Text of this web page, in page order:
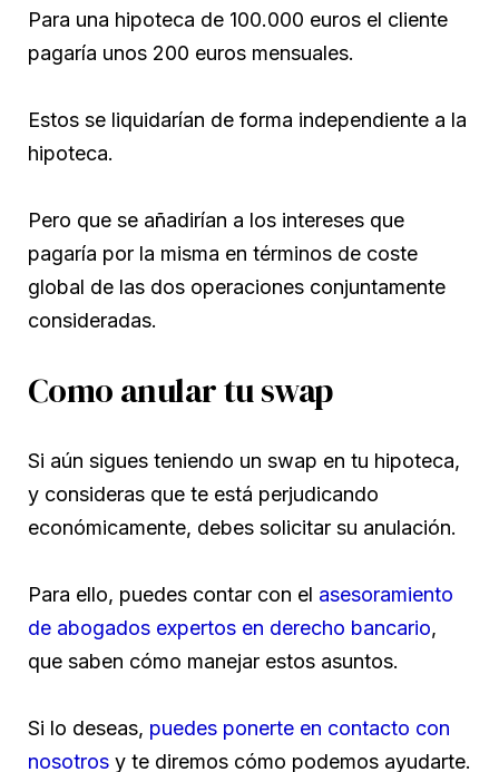
Para una hipoteca de 100.000 euros el cliente
pagaría unos 200 euros mensuales.
Estos se liquidarían de forma independiente a la
hipoteca.
Pero que se añadirían a los intereses que
pagaría por la misma en términos de coste
global de las dos operaciones conjuntamente
consideradas.
Como anular tu swap
Si aún sigues teniendo un swap en tu hipoteca,
y consideras que te está perjudicando
económicamente, debes solicitar su anulación.
Para ello, puedes contar con el asesoramiento
de abogados expertos en derecho bancario,
que saben cómo manejar estos asuntos.
Si lo deseas, puedes ponerte en contacto con
nosotros y te diremos cómo podemos ayudarte.